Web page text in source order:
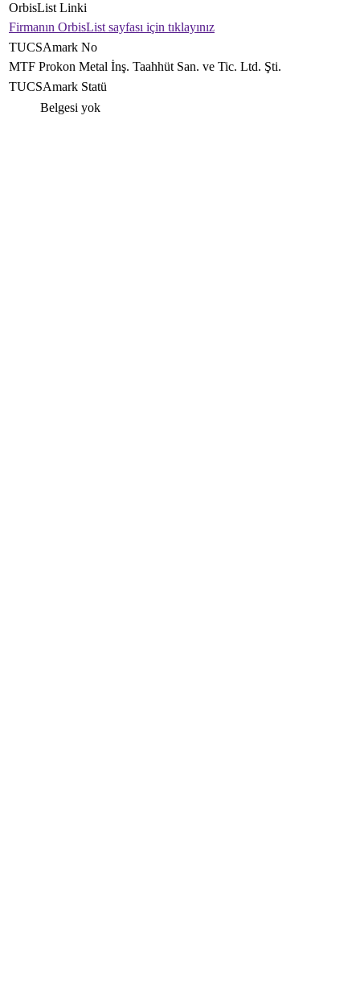
OrbisList Linki
Firmanın OrbisList sayfası için tıklayınız
TUCSAmark No
MTF Prokon Metal İnş. Taahhüt San. ve Tic. Ltd. Şti.
TUCSAmark Statü
Belgesi yok